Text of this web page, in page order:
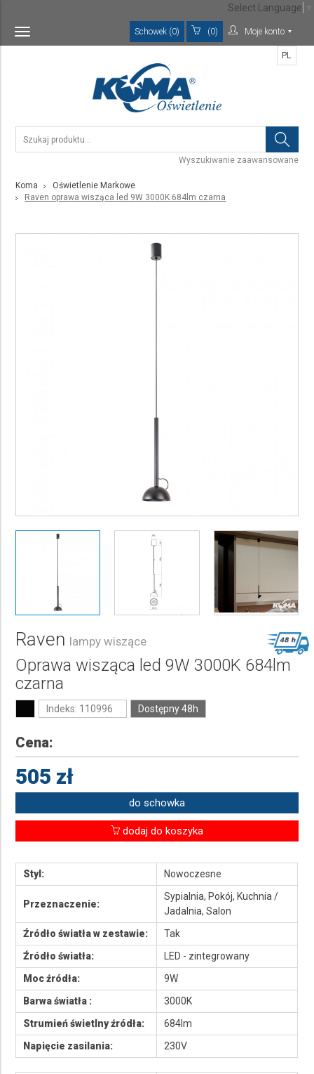
Toggle
navigation
Schowek (0) (0) Moje konto
Wyszukiwanie zaawansowane
PL
Koma
Oświetlenie Markowe
Raven oprawa wisząca led 9W 3000K 684lm czarna
Raven lampy wiszące
Oprawa wisząca led 9W 3000K 684lm
czarna
Indeks: 110996 Dostępny 48h
Cena:
505 zł
do schowka
dodaj do koszyka
Styl: Nowoczesne
Przeznaczenie:
Sypialnia, Pokój, Kuchnia /
Jadalnia, Salon
Źródło światła w zestawie:
Tak
Źródło światła:
LED - zintegrowany
Moc źródła:
9W
Barwa światła :
3000K
Strumień świetlny źródła:
684lm
Napięcie zasilania:
230V
Select Language